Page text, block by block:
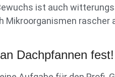
ist auch
Dachpfannen fest!